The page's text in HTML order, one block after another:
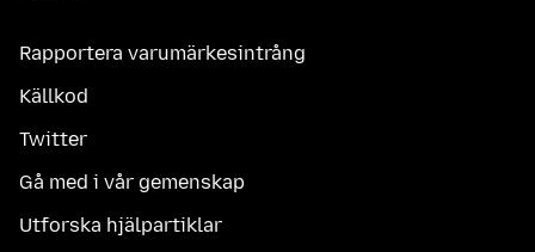
Rapportera varumärkesintrång
Källkod
Twitter
Gå med i vår gemenskap
Utforska hjälpartiklar